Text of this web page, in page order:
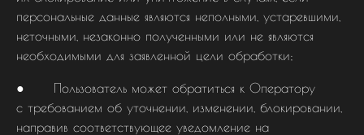
персональные данные являются неполными, устаревшими,
неточными, незаконно полученными или не являются
необходимыми для заявленной цели обработки;
● Пользователь может обратиться к Оператору
с требованием об уточнении, изменении, блокировании,
направив соответствующее уведомление на